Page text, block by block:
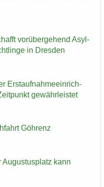
vor­über­ge­hend Asyl­
in Dres­den
Erst­auf­nah­me­ein­rich­
ge­währ­leis­tet
Göh­renz
kann